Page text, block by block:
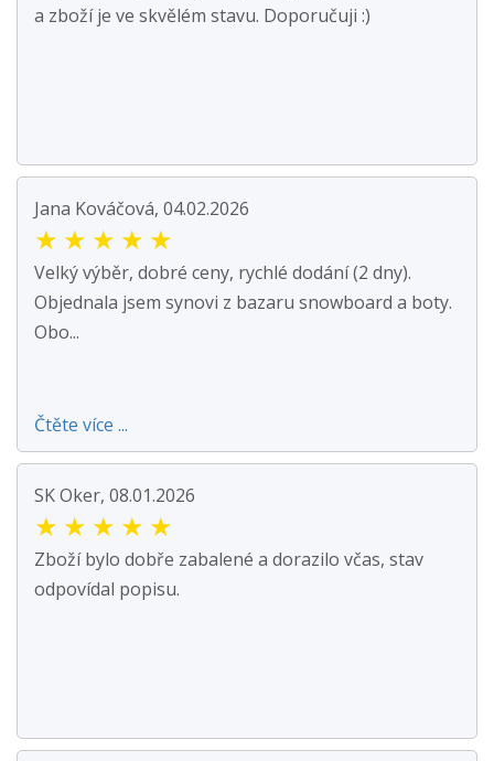
a zboží je ve skvělém stavu. Doporučuji :)
Jana Kováčová, 04.02.2026
★ ★ ★ ★ ★
Velký výběr, dobré ceny, rychlé dodání (2 dny).
Objednala jsem synovi z bazaru snowboard a boty.
Obo...
Čtěte více ...
SK Oker, 08.01.2026
★ ★ ★ ★ ★
Zboží bylo dobře zabalené a dorazilo včas, stav
odpovídal popisu.